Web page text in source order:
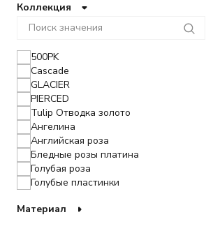
Коллекция
500PK
Cascade
GLACIER
PIERCED
Tulip Отводка золото
Ангелина
Английская роза
Бледные розы платина
Голубая роза
Голубые пластинки
Деколь, отводка платина
Материал